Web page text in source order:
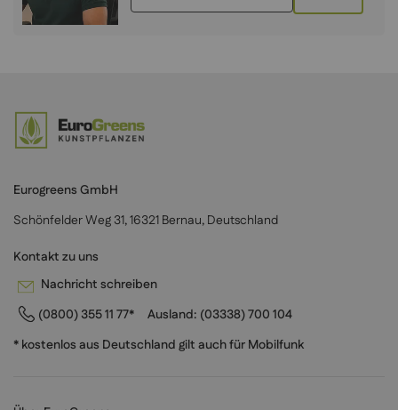
Eurogreens GmbH
Schönfelder Weg 31, 16321 Bernau, Deutschland
Kontakt zu uns
Nachricht schreiben
(0800) 355 11 77*
Ausland: (03338) 700 104
* kostenlos aus Deutschland gilt auch für Mobilfunk